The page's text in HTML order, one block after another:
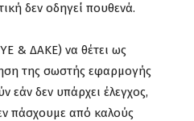
δεν οδηγεί πουθενά.
& ΔΑΚΕ) να θέτει ως
της σωστής εφαρμογής
εάν δεν υπάρχει έλεγχος,
πάσχουμε από καλούς